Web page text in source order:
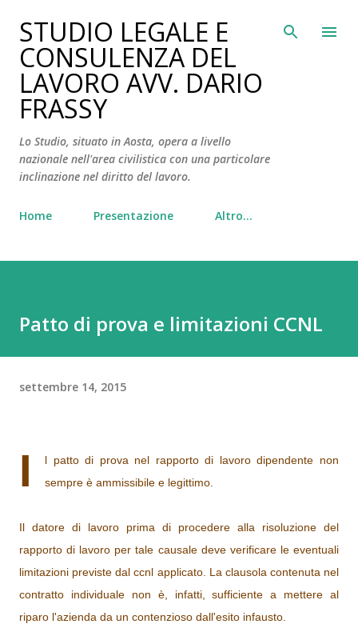
Passa ai contenuti principali
STUDIO LEGALE E
CONSULENZA DEL
LAVORO AVV. DARIO
FRASSY
Lo Studio, situato in Aosta, opera a livello
nazionale nell'area civilistica con una particolare
inclinazione nel diritto del lavoro.
Home Presentazione Altro…
Patto di prova e limitazioni CCNL
settembre 14, 2015
I
l patto di prova nel rapporto di lavoro dipendente non
sempre è ammissibile e legittimo.
Il datore di lavoro prima di procedere alla risoluzione del
rapporto di lavoro per tale causale deve verificare le eventuali
limitazioni previste dal ccnl applicato. La clausola contenuta nel
contratto individuale non è, infatti, sufficiente a mettere al
riparo l'azienda da un contenzioso dall'esito infausto.